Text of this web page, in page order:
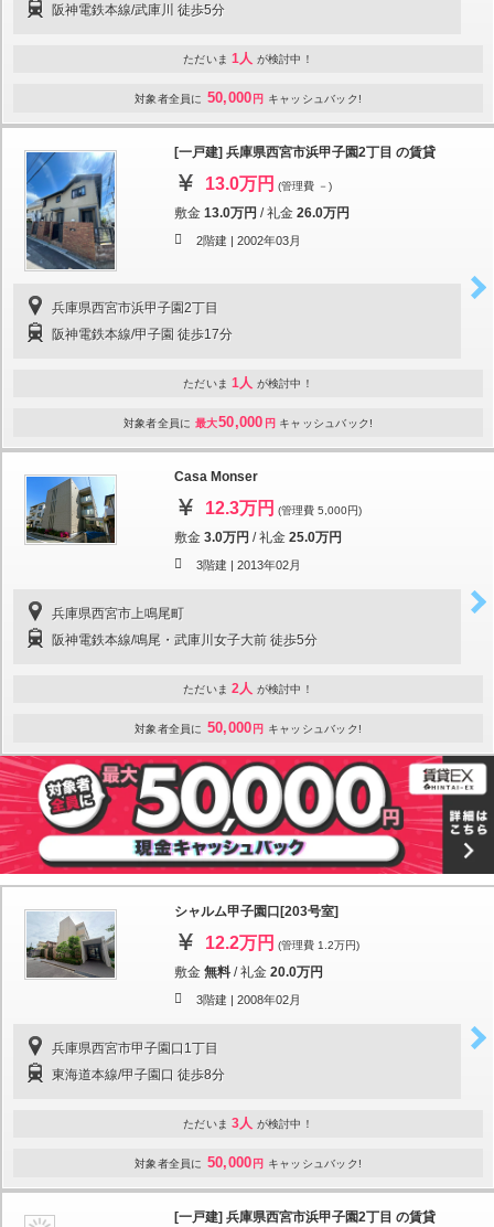
阪神電鉄本線/武庫川 徒歩5分
ただいま 1人 が検討中！
対象者全員に 50,000 円 キャッシュバック!
[一戸建] 兵庫県西宮市浜甲子園2丁目 の賃貸
13.0万円 (管理費 －)
敷金 13.0万円 /礼金 26.0万円
2階建 | 2002年03月
兵庫県西宮市浜甲子園2丁目
阪神電鉄本線/甲子園 徒歩17分
ただいま 1人 が検討中！
対象者全員に 最大50,000 円 キャッシュバック!
Casa Monser
12.3万円 (管理費 5,000円)
敷金 3.0万円 /礼金 25.0万円
3階建 | 2013年02月
兵庫県西宮市上鳴尾町
阪神電鉄本線/鳴尾・武庫川女子大前 徒歩5分
ただいま 2人 が検討中！
対象者全員に 50,000 円 キャッシュバック!
シャルム甲子園口[203号室]
12.2万円 (管理費 1.2万円)
敷金 無料 /礼金 20.0万円
3階建 | 2008年02月
兵庫県西宮市甲子園口1丁目
東海道本線/甲子園口 徒歩8分
ただいま 3人 が検討中！
対象者全員に 50,000 円 キャッシュバック!
[一戸建] 兵庫県西宮市浜甲子園2丁目 の賃貸